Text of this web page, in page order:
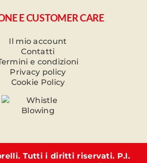
E CUSTOMER CARE
Il mio account
Contatti
e condizioni
Privacy policy
Cookie Policy
Tutti i diritti riservati. P.I.